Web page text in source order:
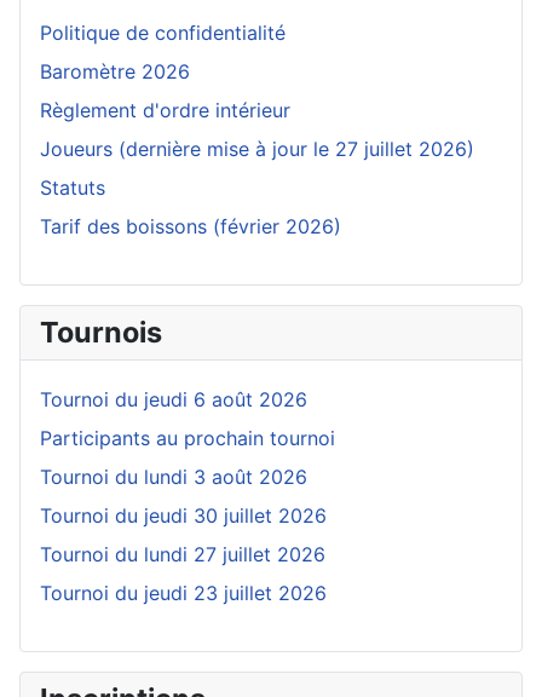
Politique de confidentialité
Baromètre 2026
Règlement d'ordre intérieur
Joueurs (dernière mise à jour le 27 juillet 2026)
Statuts
Tarif des boissons (février 2026)
Tournois
Tournoi du jeudi 6 août 2026
Participants au prochain tournoi
Tournoi du lundi 3 août 2026
Tournoi du jeudi 30 juillet 2026
Tournoi du lundi 27 juillet 2026
Tournoi du jeudi 23 juillet 2026